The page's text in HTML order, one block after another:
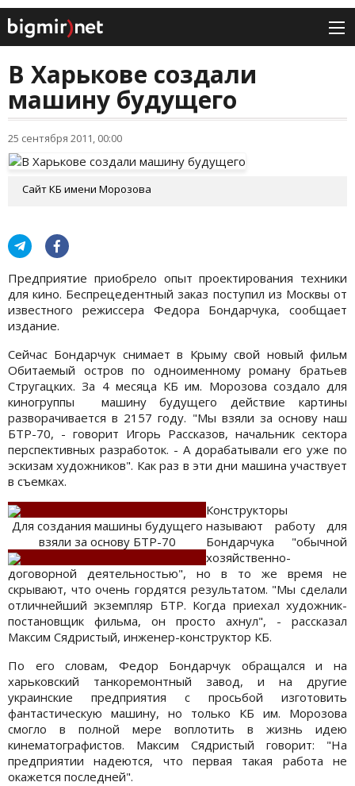
В Харькове создали
машину будущего
25 сентября 2011, 00:00
Сайт КБ имени Морозова
Предприятие приобрело опыт проектирования техники
для кино. Беспрецедентный заказ поступил из Москвы от
известного режиссера Федора Бондарчука, сообщает
издание.
Сейчас Бондарчук снимает в Крыму свой новый фильм
Обитаемый остров по одноименному роману братьев
Стругацких. За 4 месяца КБ им. Морозова создало для
киногруппы машину будущего действие картины
разворачивается в 2157 году. "Мы взяли за основу наш
БТР-70, - говорит Игорь Рассказов, начальник сектора
перспективных разработок. - А дорабатывали его уже по
эскизам художников". Как раз в эти дни машина участвует
в съемках.
Для создания машины будущего
взяли за основу БТР-70
Конструкторы
называют работу для
Бондарчука "обычной
хозяйственно-
договорной деятельностью", но в то же время не
скрывают, что очень гордятся результатом. "Мы сделали
отличнейший экземпляр БТР. Когда приехал художник-
постановщик фильма, он просто ахнул", - рассказал
Максим Сядристый, инженер-конструктор КБ.
По его словам, Федор Бондарчук обращался и на
харьковский танкоремонтный завод, и на другие
украинские предприятия с просьбой изготовить
фантастическую машину, но только КБ им. Морозова
смогло в полной мере воплотить в жизнь идею
кинематографистов. Максим Сядристый говорит: "На
предприятии надеются, что первая такая работа не
окажется последней".